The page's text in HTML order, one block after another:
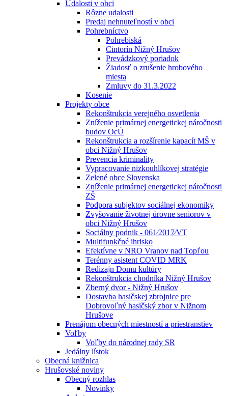
Udalosti v obci
Rôzne udalosti
Predaj nehnuteľností v obci
Pohrebníctvo
Pohrebiská
Cintorín Nižný Hrušov
Prevádzkový poriadok
Žiadosť o zrušenie hrobového
miesta
Zmluvy do 31.3.2022
Kosenie
Projekty obce
Rekonštrukcia verejného osvetlenia
Zníženie primárnej energetickej náročnosti
budov OcÚ
Rekonštrukcia a rozšírenie kapacít MŠ v
obci Nižný Hrušov
Prevencia kriminality
Vypracovanie nizkouhlíkovej stratégie
Zelené obce Slovenska
Zníženie primárnej energetickej náročnosti
ZŠ
Podpora subjektov sociálnej ekonomiky
Zvyšovanie životnej úrovne seniorov v
obci Nižný Hrušov
Sociálny podnik - 061⁄2017⁄VT
Multifunkčné ihrisko
Efektívne v NRO Vranov nad Topľou
Terénny asistent COVID MRK
Redizajn Domu kultúry
Rekonštrukcia chodníka Nižný Hrušov
Zberný dvor - Nižný Hrušov
Dostavba hasičskej zbrojnice pre
Dobrovoľný hasičský zbor v Nižnom
Hrušove
Prenájom obecných miestností a priestranstiev
Voľby
Voľby do národnej rady SR
Jedálny lístok
Obecná knižnica
Hrušovské noviny
Obecný rozhlas
Novinky